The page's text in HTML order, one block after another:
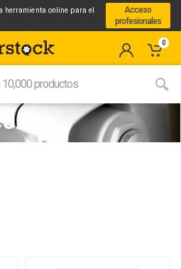
herramienta online para el
Acceso
profesionales
0